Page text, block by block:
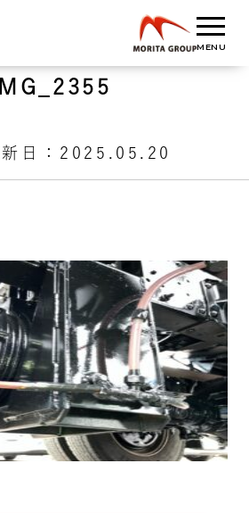
新日：2025.05.20